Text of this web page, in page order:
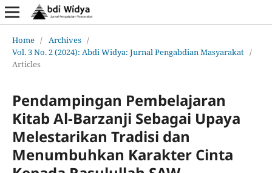
Home / Archives /
Vol. 3 No. 2 (2024): Abdi Widya: Jurnal Pengabdian Masyarakat /
Articles
Pendampingan Pembelajaran
Kitab Al-Barzanji Sebagai Upaya
Melestarikan Tradisi dan
Menumbuhkan Karakter Cinta